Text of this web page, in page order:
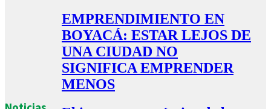
EMPRENDIMIENTO EN
BOYACÁ: ESTAR LEJOS DE
UNA CIUDAD NO
SIGNIFICA EMPRENDER
MENOS